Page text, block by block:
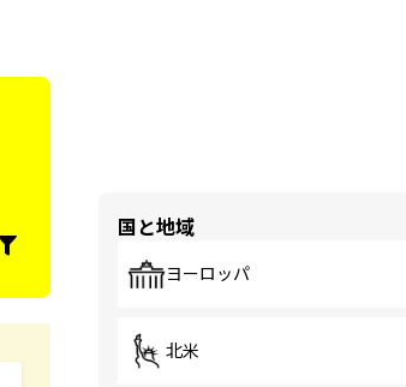
国と地域
ヨーロッパ
北米